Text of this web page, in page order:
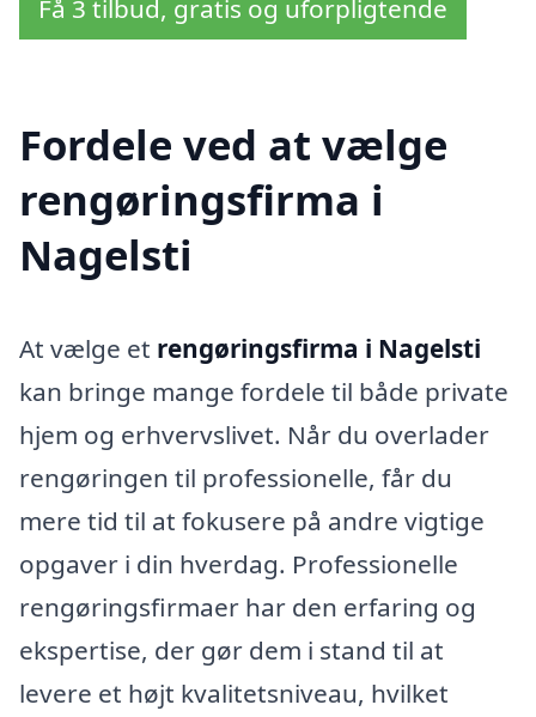
Få 3 tilbud, gratis og uforpligtende
Fordele ved at vælge
rengøringsfirma i
Nagelsti
At vælge et rengøringsfirma i Nagelsti
kan bringe mange fordele til både private
hjem og erhvervslivet. Når du overlader
rengøringen til professionelle, får du
mere tid til at fokusere på andre vigtige
opgaver i din hverdag. Professionelle
rengøringsfirmaer har den erfaring og
ekspertise, der gør dem i stand til at
levere et højt kvalitetsniveau, hvilket